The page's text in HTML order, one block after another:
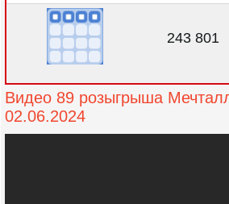
243 801
Видео 89 розыгрыша
02.06.2024